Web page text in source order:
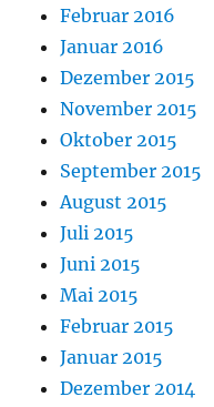
Februar 2016
Januar 2016
Dezember 2015
November 2015
Oktober 2015
September 2015
August 2015
Juli 2015
Juni 2015
Mai 2015
Februar 2015
Januar 2015
Dezember 2014